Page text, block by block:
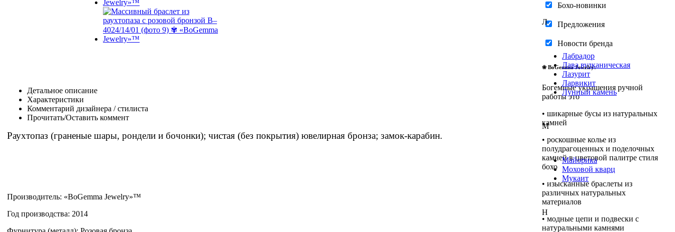
Детальное описание
Характеристики
Комментарий дизайнера / стилиста
Прочитать/Оставить коммент
Раухтопаз (граненые шары, рондели и бочонки); чистая (без покрытия) ювелирная бронза; замок-карабин.
Производитель: «BoGemma Jewelry»™
Год производства: 2014
Л
Лабрадор
Лава вулканическая
Лазурит
Ларвикит
Лунный камень
М
Майорика
Моховой кварц
Мукаит
Н
Бохо-новинки
Предложения
Новости бренда
❀ BoGemma Jewelry:
Богемные украшения ручной
работы это
• шикарные бусы из натуральных
камней
• роскошные колье из
полудрагоценных и поделочных
камней в цветовой палитре стиля
бохо
• изысканные браслеты из
различных натуральных
материалов
• модные цепи и подвески с
натуральными камнями